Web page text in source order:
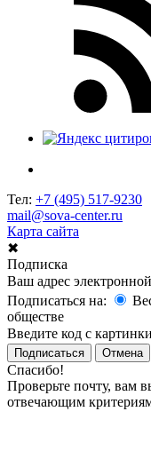
Тел: +7 (495) 517-9230
mail@sova-center.ru
Карта сайта
✖
Подписка
Ваш адрес
Подписаться на:
обществе
Введите код с
Подписаться
Отмена
Спасибо!
Проверьте почту, вам
отвечающим